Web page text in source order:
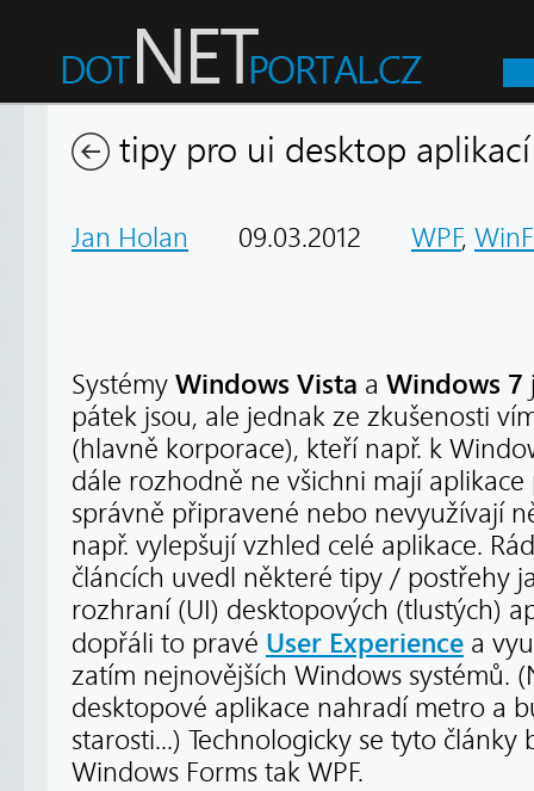
tipy pro ui desktop aplikací
Jan Holan 09.03.2012 WPF,
Systémy Windows Vista a Windows 7
pátek jsou, ale jednak ze zkušenosti
(hlavně korporace), kteří např. k
dále rozhodně ne všichni mají
správně připravené nebo nevyužívají
např. vylepšují vzhled celé aplikace.
článcích uvedl některé tipy / postřehy
rozhraní (UI) desktopových (tlustých)
dopřáli to pravé User Experience a
zatím nejnovějších Windows systémů.
desktopové aplikace nahradí metro a
starosti...) Technologicky se tyto
Windows Forms tak WPF.